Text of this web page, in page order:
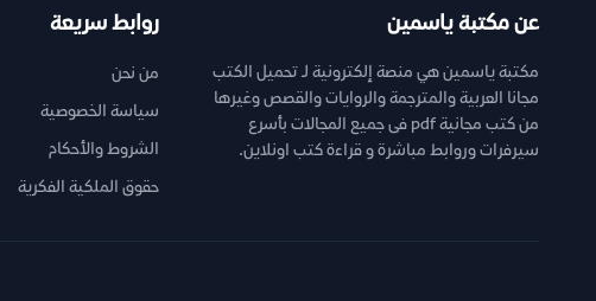
عن مكتبة ياسمين
مكتبة ياسمين هي منصة إلكترونية لـ تحميل الكتب
مجانا العربية والمترجمة والروايات والقصص وغيرها
من كتب مجانية pdf فى جميع المجالات بأسرع
سيرفرات وروابط مباشرة و قراءة كتب اونلاين.
روابط سريعة
من نحن
سياسة الخصوصية
الشروط والأحكام
حقوق الملكية الفكرية